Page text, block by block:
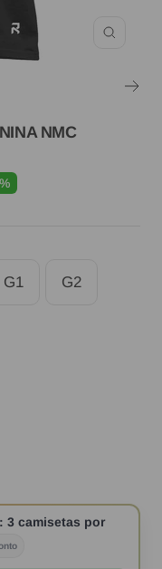
NMC
G1 G2
3 camisetas por